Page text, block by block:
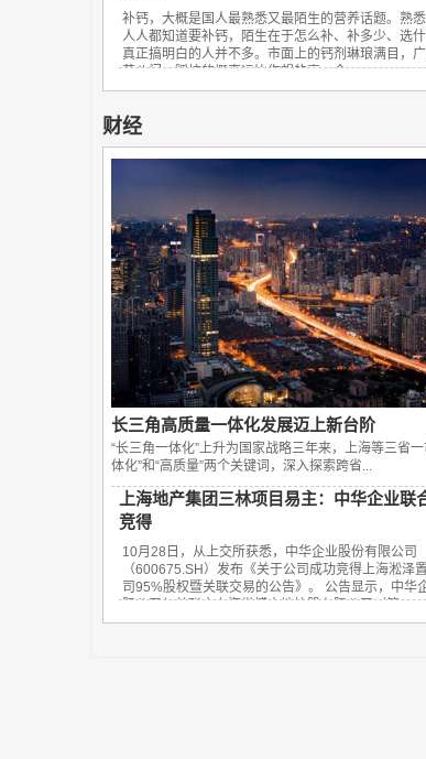
补钙，大概是国人最熟悉又最陌生的营养话题。熟
人人都知道要补钙，陌生在于怎么补、补多少、选什
真正搞明白的人并不多。市面上的钙剂琳琅满目，
花八门，踩坑的概率远比你想的高。今...
财经
长三角高质量一体化发展迈上新台阶
“长三角一体化”上升为国家战略三年来，上海等三省一
体化”和“高质量”两个关键词，深入探索跨省...
上海地产集团三林项目易主：中华企业联
竞得
10月28日，从上交所获悉，中华企业股份有限公司
（600675.SH）发布《关于公司成功竞得上海淞泽
司95%股权暨关联交易的公告》。 公告显示，中华
限公司与关联方上海世博土地控股有限公司（简...